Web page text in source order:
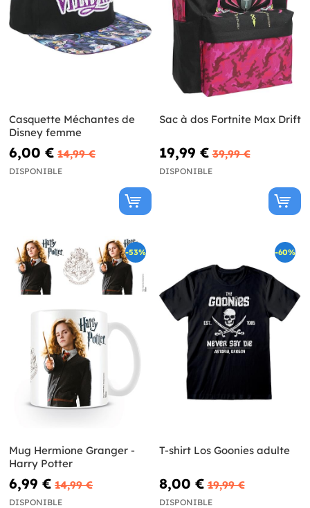
Casquette Méchantes de
Disney femme
6,00 € 14,99 €
DISPONIBLE
Sac à dos Fortnite Max Drift
19,99 € 39,99 €
DISPONIBLE
-53%
Mug Hermione Granger -
Harry Potter
6,99 € 14,99 €
DISPONIBLE
-60%
T-shirt Los Goonies adulte
8,00 € 19,99 €
DISPONIBLE